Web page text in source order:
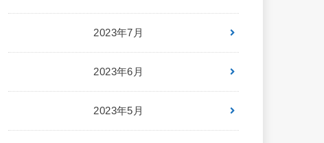
2023年7月
2023年6月
2023年5月